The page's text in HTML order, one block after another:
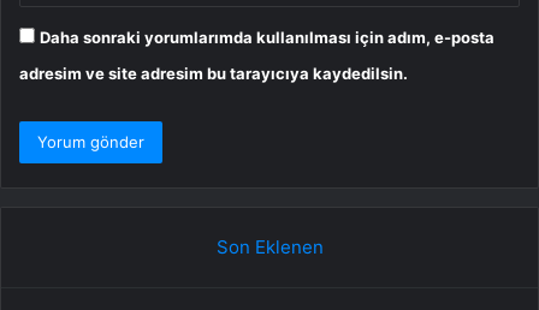
Daha sonraki yorumlarımda kullanılması için adım, e-posta
adresim ve site adresim bu tarayıcıya kaydedilsin.
Son Eklenen